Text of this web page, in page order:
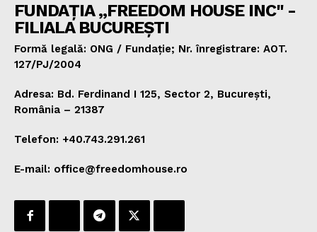
FUNDAȚIA „FREEDOM HOUSE INC" -
FILIALA BUCUREȘTI
Formă legală: ONG / Fundație; Nr. înregistrare: AOT.
127/PJ/2004
Adresa: Bd. Ferdinand I 125, Sector 2, București,
România – 21387
Telefon: +40.743.291.261
E-mail: office@freedomhouse.ro